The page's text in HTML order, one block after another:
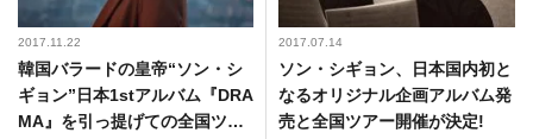
2017.11.22
韓国バラードの皇帝“ソン・シ
ギョン”日本1stアルバム『DRA
MA』を引っ提げての全国ツア
2017.07.14
ソン・シギョン、日本国内初と
なるオリジナル企画アルバム発
売と全国ツアー開催が決定!